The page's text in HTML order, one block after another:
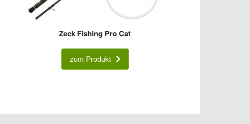
Zeck Fishing Pro Cat
zum Produkt